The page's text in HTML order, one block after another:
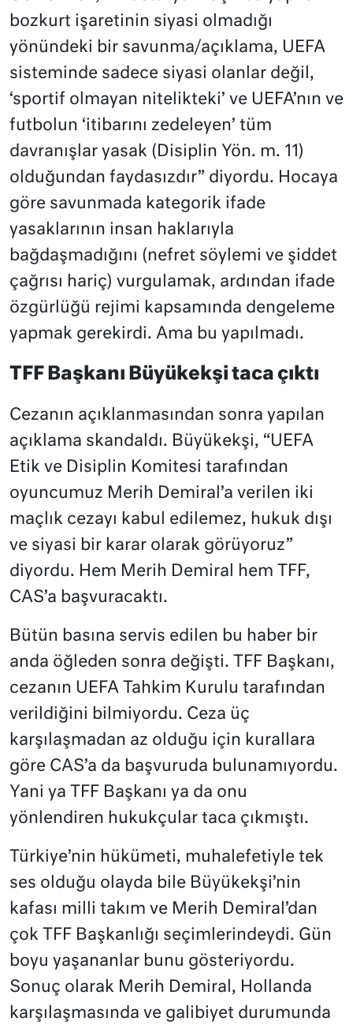
bozkurt işaretinin siyasi olmadığı
yönündeki bir savunma/açıklama, UEFA
sisteminde sadece siyasi olanlar değil,
‘sportif olmayan nitelikteki’ ve UEFA’nın ve
futbolun ‘itibarını zedeleyen’ tüm
davranışlar yasak (Disiplin Yön. m. 11)
olduğundan faydasızdır” diyordu. Hocaya
göre savunmada kategorik ifade
yasaklarının insan haklarıyla
bağdaşmadığını (nefret söylemi ve şiddet
çağrısı hariç) vurgulamak, ardından ifade
özgürlüğü rejimi kapsamında dengeleme
yapmak gerekirdi. Ama bu yapılmadı.
TFF Başkanı Büyükekşi taca çıktı
Cezanın açıklanmasından sonra yapılan
açıklama skandaldı. Büyükekşi, “UEFA
Etik ve Disiplin Komitesi tarafından
oyuncumuz Merih Demiral’a verilen iki
maçlık cezayı kabul edilemez, hukuk dışı
ve siyasi bir karar olarak görüyoruz”
diyordu. Hem Merih Demiral hem TFF,
CAS’a başvuracaktı.
Bütün basına servis edilen bu haber bir
anda öğleden sonra değişti. TFF Başkanı,
cezanın UEFA Tahkim Kurulu tarafından
verildiğini bilmiyordu. Ceza üç
karşılaşmadan az olduğu için kurallara
göre CAS’a da başvuruda bulunamıyordu.
Yani ya TFF Başkanı ya da onu
yönlendiren hukukçular taca çıkmıştı.
Türkiye’nin hükümeti, muhalefetiyle tek
ses olduğu olayda bile Büyükekşi’nin
kafası milli takım ve Merih Demiral’dan
çok TFF Başkanlığı seçimlerindeydi. Gün
boyu yaşananlar bunu gösteriyordu.
Sonuç olarak Merih Demiral, Hollanda
karşılaşmasında ve galibiyet durumunda